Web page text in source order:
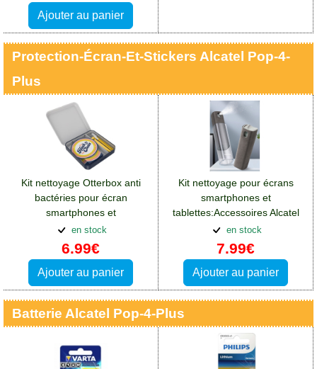
Ajouter au panier
Protection-Écran-Et-Stickers Alcatel Pop-4-
Plus
Kit nettoyage Otterbox anti
bactéries pour écran
smartphones et
tablettes:Accessoires Alcatel
Pop 4 Plus
en stock
6.99€
Ajouter au panier
Kit nettoyage pour écrans
smartphones et
tablettes:Accessoires Alcatel
Pop 4 Plus
en stock
7.99€
Ajouter au panier
Batterie Alcatel Pop-4-Plus